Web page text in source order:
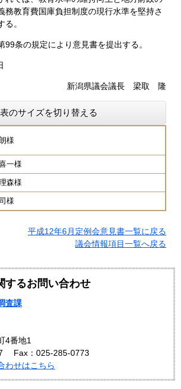
務教育費国庫負担制度の現行水準を堅持さ
。
99条の規定により意見書を提出する。
新潟県議会議長 梁取 隆
表のサイズを切り替える
様
一様
森様
様
平成12年6月定例会意見書一覧に戻る
議会情報項目一覧へ戻る
するお問い合わせ
査課
4番地1
Fax：025-285-0773
わせはこちら